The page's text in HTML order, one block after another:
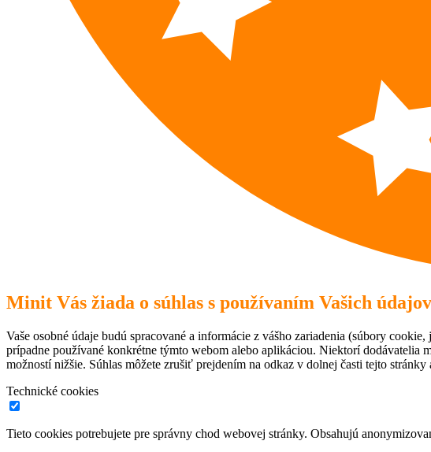
Minit Vás žiada o súhlas s používaním Vašich
Vaše osobné údaje budú spracované a informácie z vášho zariadenia (súbory
prípadne používané konkrétne týmto webom alebo aplikáciou. Niektorí dodávatelia
možností nižšie. Súhlas môžete zrušiť prejdením na odkaz v dolnej časti tejto
Technické cookies
Tieto cookies potrebujete pre správny chod webovej stránky. Obsahujú